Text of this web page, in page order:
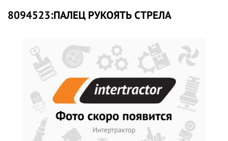
8094523:ПАЛЕЦ РУКОЯТЬ СТРЕЛА